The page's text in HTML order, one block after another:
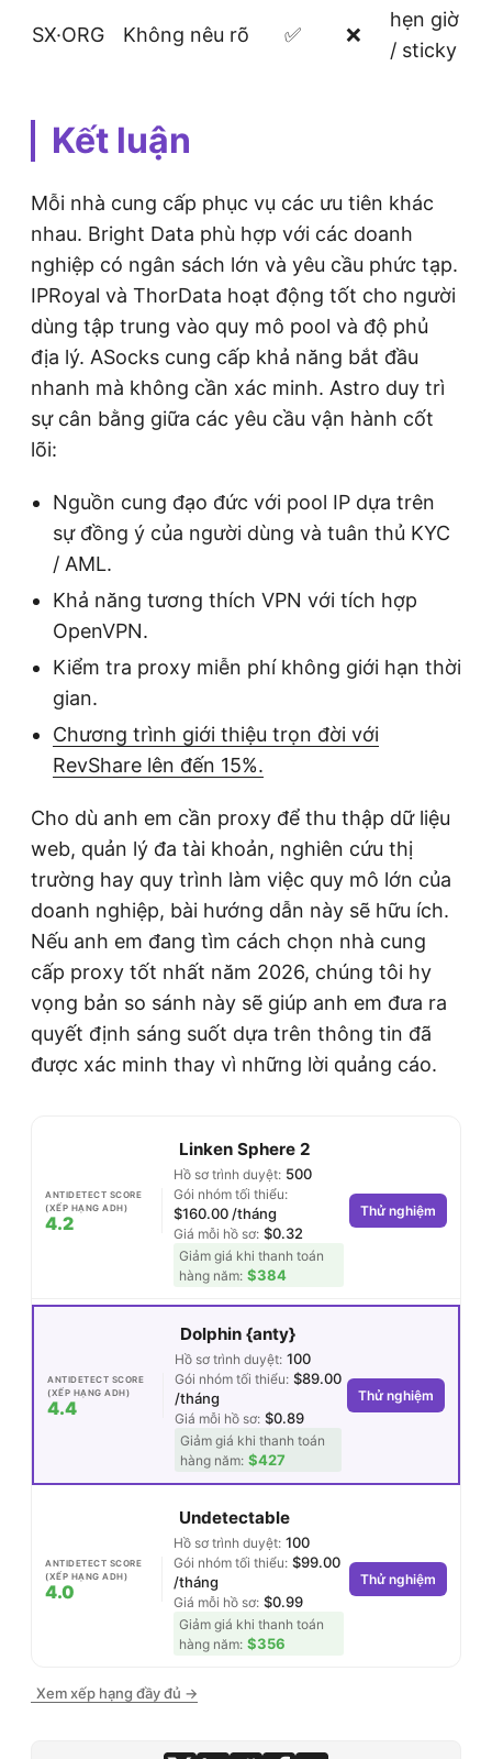
SX·ORG Không nêu rõ ✅ ❌
hẹn giờ
/ sticky
Kết luận
Mỗi nhà cung cấp phục vụ các ưu tiên khác
nhau. Bright Data phù hợp với các doanh
nghiệp có ngân sách lớn và yêu cầu phức tạp.
IPRoyal và ThorData hoạt động tốt cho người
dùng tập trung vào quy mô pool và độ phủ
địa lý. ASocks cung cấp khả năng bắt đầu
nhanh mà không cần xác minh. Astro duy trì
sự cân bằng giữa các yêu cầu vận hành cốt
lõi:
Nguồn cung đạo đức với pool IP dựa trên
sự đồng ý của người dùng và tuân thủ KYC
/ AML.
Khả năng tương thích VPN với tích hợp
OpenVPN.
Kiểm tra proxy miễn phí không giới hạn thời
gian.
Chương trình giới thiệu trọn đời với
RevShare lên đến 15%.
Cho dù anh em cần proxy để thu thập dữ liệu
web, quản lý đa tài khoản, nghiên cứu thị
trường hay quy trình làm việc quy mô lớn của
doanh nghiệp, bài hướng dẫn này sẽ hữu ích.
Nếu anh em đang tìm cách chọn nhà cung
cấp proxy tốt nhất năm 2026, chúng tôi hy
vọng bản so sánh này sẽ giúp anh em đưa ra
quyết định sáng suốt dựa trên thông tin đã
được xác minh thay vì những lời quảng cáo.
ANTIDETECT SCORE
(XẾP HẠNG ADH)
4.2
Linken Sphere 2
Hồ sơ trình duyệt: 500
Gói nhóm tối thiểu:
$160.00 /tháng
Giá mỗi hồ sơ: $0.32
Giảm giá khi thanh toán
hàng năm: $384
Thử nghiệm
ANTIDETECT SCORE
(XẾP HẠNG ADH)
4.4
Dolphin {anty}
Hồ sơ trình duyệt: 100
Gói nhóm tối thiểu: $89.00
/tháng
Giá mỗi hồ sơ: $0.89
Giảm giá khi thanh toán
hàng năm: $427
Thử nghiệm
ANTIDETECT SCORE
(XẾP HẠNG ADH)
4.0
Undetectable
Hồ sơ trình duyệt: 100
Gói nhóm tối thiểu: $99.00
/tháng
Giá mỗi hồ sơ: $0.99
Giảm giá khi thanh toán
hàng năm: $356
Thử nghiệm
Xem xếp hạng đầy đủ →